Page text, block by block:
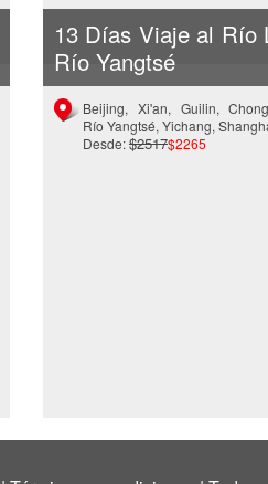
13 Días Viaje al Río
Río Yangtsé
Beijing, Xi'an, Guilin,
Río Yangtsé, Yichang,
Desde:$2517$2265